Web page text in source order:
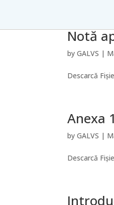
Notă
byGALVS |
Descarcă
Anexa
byGALVS |
Descarcă